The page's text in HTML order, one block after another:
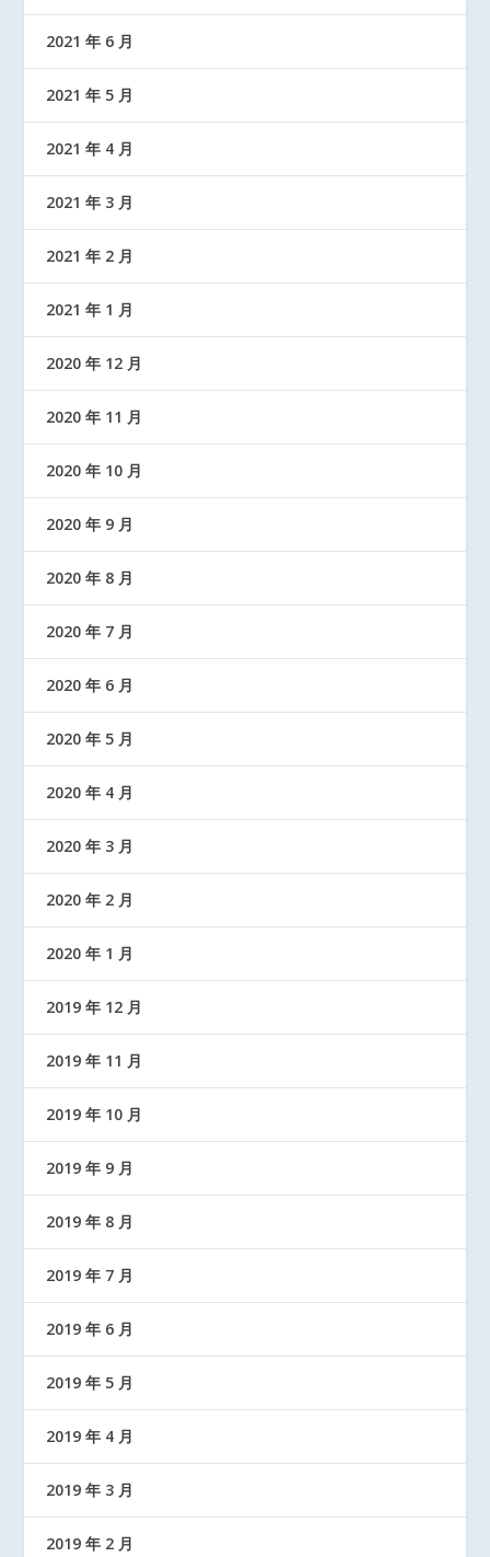
2021 年 6 月
2021 年 5 月
2021 年 4 月
2021 年 3 月
2021 年 2 月
2021 年 1 月
2020 年 12 月
2020 年 11 月
2020 年 10 月
2020 年 9 月
2020 年 8 月
2020 年 7 月
2020 年 6 月
2020 年 5 月
2020 年 4 月
2020 年 3 月
2020 年 2 月
2020 年 1 月
2019 年 12 月
2019 年 11 月
2019 年 10 月
2019 年 9 月
2019 年 8 月
2019 年 7 月
2019 年 6 月
2019 年 5 月
2019 年 4 月
2019 年 3 月
2019 年 2 月